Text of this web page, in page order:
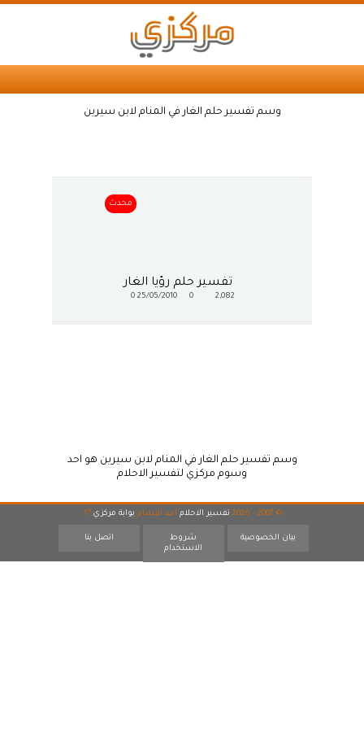
وسم تفسير حلم الغار في المنام لابن سيرين
محدث
تفسير حلم رؤيا الغار
2,082
25/05/2010
0
وسم تفسير حلم الغار في المنام لابن سيرين هو احد
وسوم مركزي لتفسير الاحلام
© 2007 - 2026 تفسير الاحلام احد اقسام بوابة مركزي 17
بيان الخصوصية
شروط
الاستخدام
اتصل بنا